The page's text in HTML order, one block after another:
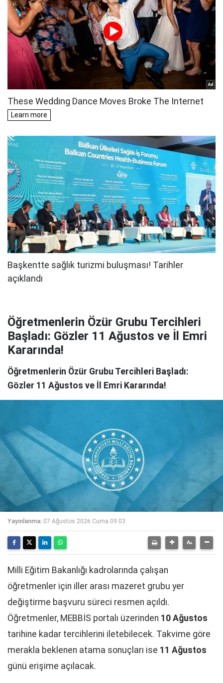
Öğretmenlerin Özür Grubu Tercihleri
Başladı: Gözler 11 Ağustos ve İl Emri
Kararında!
Öğretmenlerin Özür Grubu Tercihleri Başladı:
Gözler 11 Ağustos ve İl Emri Kararında!
Yayınlanma: 07 Ağustos 2026 Cuma 09:03
Milli Eğitim Bakanlığı kadrolarında çalışan
öğretmenler için iller arası mazeret grubu yer
değiştirme başvuru süreci resmen açıldı.
Öğretmenler, MEBBİS portalı üzerinden 10 Ağustos
tarihine kadar tercihlerini iletebilecek. Takvime göre
merakla beklenen atama sonuçları ise 11 Ağustos
günü erişime açılacak.